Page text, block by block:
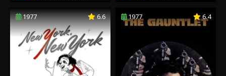
1977 6.6 1977 6.4